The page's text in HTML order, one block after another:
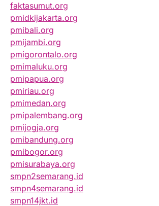
faktasumut.org
pmidkijakarta.org
pmibali.org
pmijambi.org
pmigorontalo.org
pmimaluku.org
pmipapua.org
pmiriau.org
pmimedan.org
pmipalembang.org
pmijogja.org
pmibandung.org
pmibogor.org
pmisurabaya.org
smpn2semarang.id
smpn4semarang.id
smpn14jkt.id